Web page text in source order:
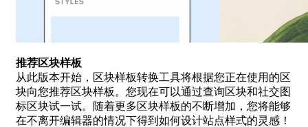
推荐区块样板
从此版本开始，区块样板转换工具将根据您正在使用的区
块向您推荐区块样板。您现在可以通过查询区块和社交图
标区块试一试。随着更多区块样板的不断增加，您将能够
在不离开编辑器的情况下得到如何设计站点样式的灵感！